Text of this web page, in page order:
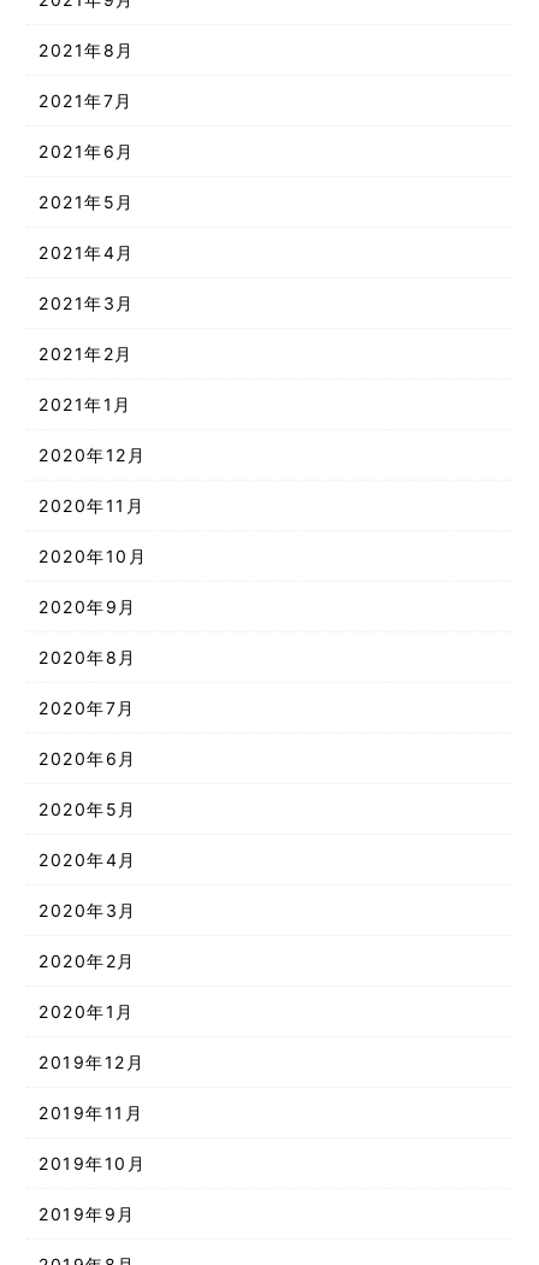
2021年8月
2021年7月
2021年6月
2021年5月
2021年4月
2021年3月
2021年2月
2021年1月
2020年12月
2020年11月
2020年10月
2020年9月
2020年8月
2020年7月
2020年6月
2020年5月
2020年4月
2020年3月
2020年2月
2020年1月
2019年12月
2019年11月
2019年10月
2019年9月